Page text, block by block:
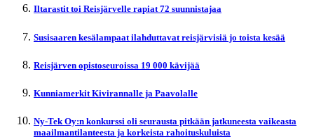
Iltarastit toi Reisjärvelle rapiat 72 suunnistajaa
Susisaaren kesälampaat ilahduttavat reisjärvisiä jo toista kesää
Reisjärven opistoseuroissa 19 000 kävijää
Kunniamerkit Kivirannalle ja Paavolalle
Ny-Tek Oy:n konkurssi oli seurausta pitkään jatkuneesta vaikeasta
maailmantilanteesta ja korkeista rahoituskuluista